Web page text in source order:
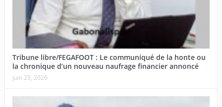
Tribune libre/FEGAFOOT : Le communiqué de la honte ou
la chronique d’un nouveau naufrage financier annoncé
juin 25, 2026